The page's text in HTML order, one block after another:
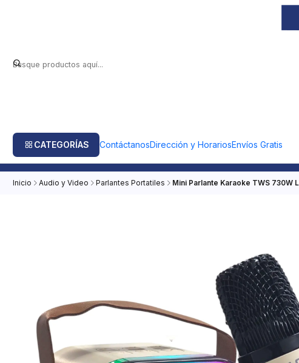
CATEGORÍAS ContáctanosDirección y HorariosEnvíos Gratis
Inicio Audio y Video Parlantes Portatiles Mini Parlante Karaoke TWS 730W